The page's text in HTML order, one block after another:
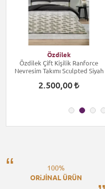
Özdilek
Özdilek Çift Kişilik Ranforce
Nevresim Takımı Sculpted Siyah
2.500,00
100%
ORiJİNAL ÜRÜN